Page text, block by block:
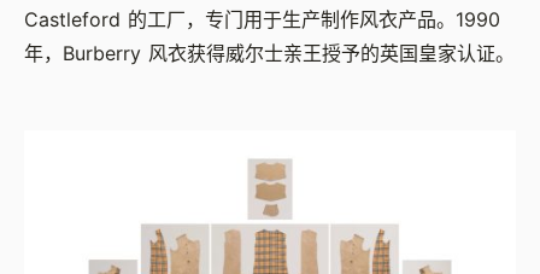
Castleford 的工厂，专门用于生产制作风衣产品。1990
年，Burberry 风衣获得威尔士亲王授予的英国皇家认证。